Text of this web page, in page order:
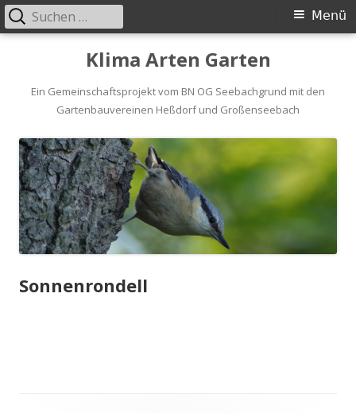
Inhalt
Klima Arten Garten
Ein Gemeinschaftsprojekt vom BN OG Seebachgrund mit den
Gartenbauvereinen Heßdorf und Großenseebach
Primäres
Menü
Suchen
nach:
Sonnenrondell